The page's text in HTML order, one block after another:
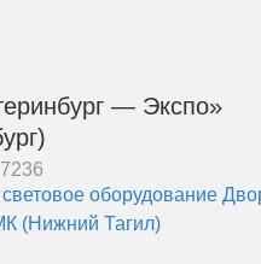
— Экспо»
7236